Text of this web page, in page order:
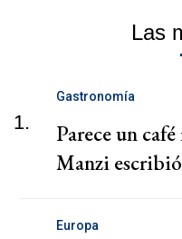
Las
1.
Gastronomía
Parece un
Manzi
Europa